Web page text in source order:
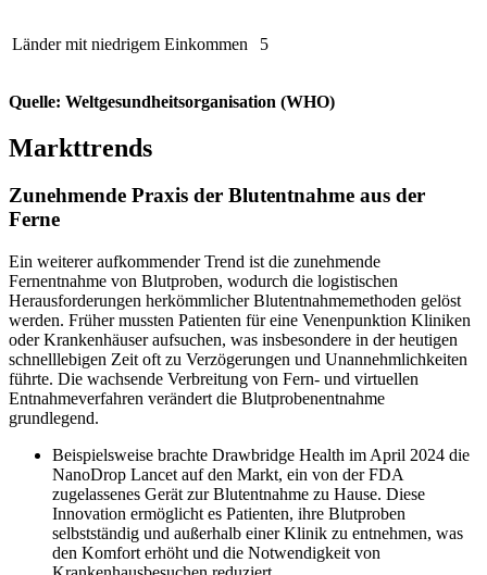
Länder mit niedrigem Einkommen 5
Quelle: Weltgesundheitsorganisation (WHO)
Markttrends
Zunehmende Praxis der Blutentnahme aus der
Ferne
Ein weiterer aufkommender Trend ist die zunehmende
Fernentnahme von Blutproben, wodurch die logistischen
Herausforderungen herkömmlicher Blutentnahmemethoden gelöst
werden. Früher mussten Patienten für eine Venenpunktion Kliniken
oder Krankenhäuser aufsuchen, was insbesondere in der heutigen
schnelllebigen Zeit oft zu Verzögerungen und Unannehmlichkeiten
führte. Die wachsende Verbreitung von Fern- und virtuellen
Entnahmeverfahren verändert die Blutprobenentnahme
grundlegend.
Beispielsweise brachte Drawbridge Health im April 2024 die
NanoDrop Lancet auf den Markt, ein von der FDA
zugelassenes Gerät zur Blutentnahme zu Hause. Diese
Innovation ermöglicht es Patienten, ihre Blutproben
selbstständig und außerhalb einer Klinik zu entnehmen, was
den Komfort erhöht und die Notwendigkeit von